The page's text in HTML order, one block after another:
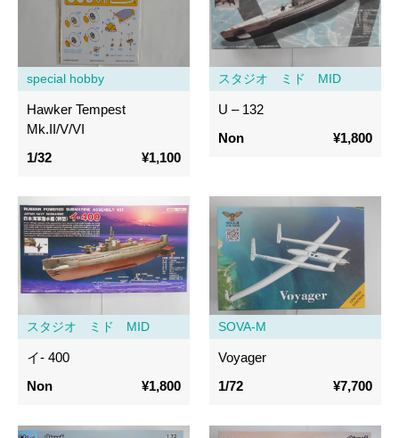
special hobby
Hawker Tempest
Mk.II/V/VI
1/32
¥1,100
スタジオ ミド MID
U – 132
Non
¥1,800
スタジオ ミド MID
イ- 400
Non
¥1,800
SOVA-M
Voyager
1/72
¥7,700